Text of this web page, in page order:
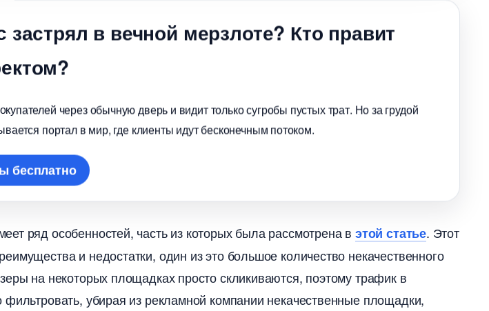
в вечной мерзлоте? Кто правит
через обычную дверь и видит только сугробы пустых трат. Но за грудой
портал в мир, где клиенты идут бесконечным потоком.
бесплатно
ряд особенностей, часть из которых была рассмотрена этой статье. Этот
и недостатки, один из это большое количество некачественного
на некоторых площадках просто скликиваются, поэтому трафик
фильтровать, убирая из рекламной компании некачественные площадки,